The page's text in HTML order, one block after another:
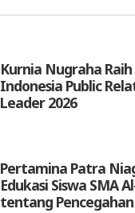
Kurnia Nugraha
Indonesia Public
Leader 2026
Pertamina Patra
Edukasi Siswa SMA
tentang